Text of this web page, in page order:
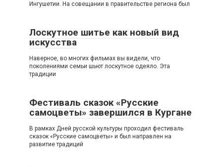
Ингушетии. На совещании в правительстве региона был
Лоскутное шитье как новый вид
искусства
Наверное, во многих фильмах вы видели, что
поколениями семьи шьют лоскутное одеяло. Эта
традиции
Фестиваль сказок «Русские
самоцветы» завершился в Кургане
В рамках Дней русской культуры проходил фестиваль
сказок «Русские самоцветы» и был направлен на
развитие традиций